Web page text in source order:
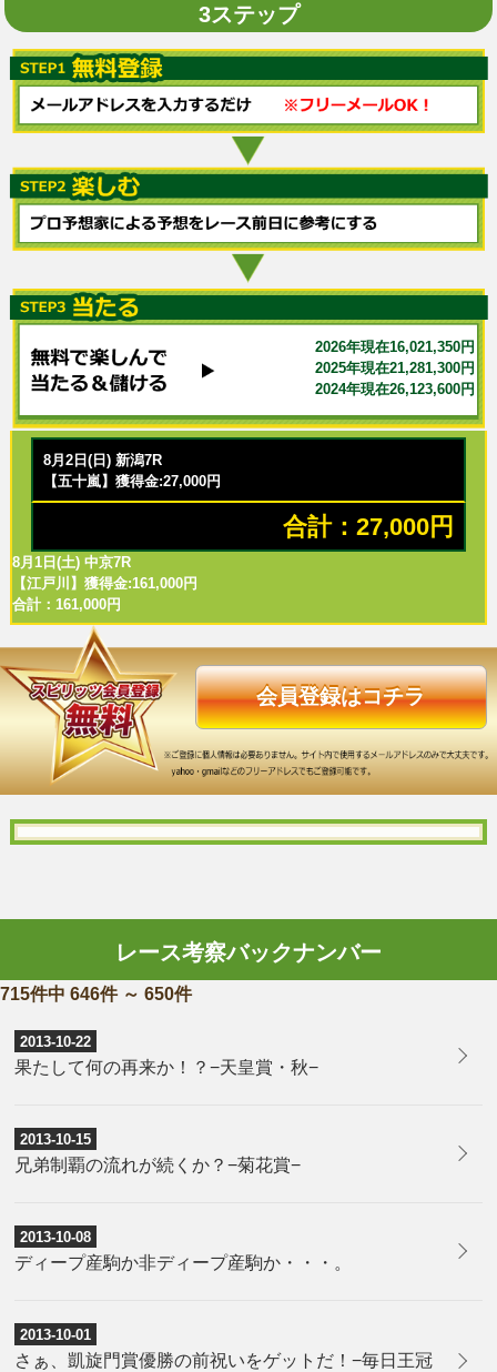
3ステップ
2026年現在16,021,350円
2025年現在21,281,300円
2024年現在26,123,600円
8月2日(日) 新潟7R
【五十嵐】獲得金:27,000円
合計：27,000円
8月1日(土) 中京7R
【江戸川】獲得金:161,000円
合計：161,000円
会員登録はコチラ
レース考察バックナンバー
715件中 646件 ～ 650件
2013-10-22
果たして何の再来か！？−天皇賞・秋−
2013-10-15
兄弟制覇の流れが続くか？−菊花賞−
2013-10-08
ディープ産駒か非ディープ産駒か・・・。
2013-10-01
さぁ、凱旋門賞優勝の前祝いをゲットだ！−毎日王冠